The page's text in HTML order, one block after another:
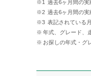
過去6ヶ月間の
過去6ヶ月間の
表記されている
年式、グレード、
お探しの年式・グ